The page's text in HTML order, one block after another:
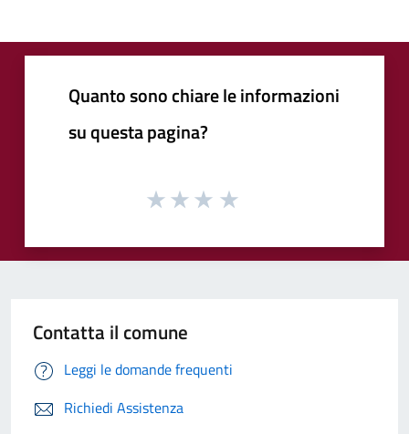
Quanto sono chiare le informazioni
su questa pagina?
Contatta il comune
Leggi le domande frequenti
Richiedi Assistenza